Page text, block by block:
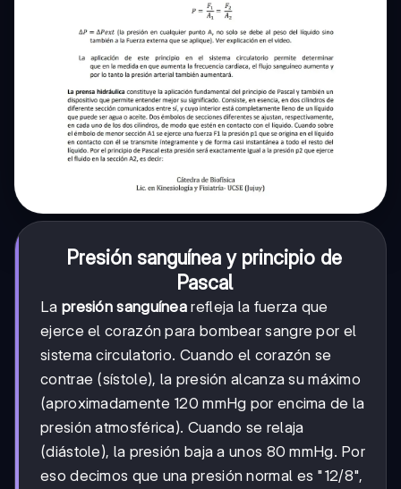
Presión sanguínea y principio de
Pascal
La presión sanguínea refleja la fuerza que
ejerce el corazón para bombear sangre por el
sistema circulatorio. Cuando el corazón se
contrae (sístole), la presión alcanza su máximo
(aproximadamente 120 mmHg por encima de la
presión atmosférica). Cuando se relaja
(diástole), la presión baja a unos 80 mmHg. Por
eso decimos que una presión normal es "12/8",